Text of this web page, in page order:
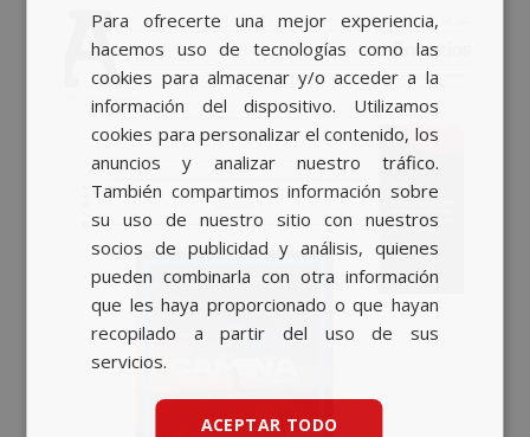
BASQUE
ENGLISH
Para ofrecerte una mejor experiencia,
hacemos uso de tecnologías como las
cookies para almacenar y/o acceder a la
información del dispositivo. Utilizamos
cookies para personalizar el contenido, los
anuncios y analizar nuestro tráfico.
También compartimos información sobre
su uso de nuestro sitio con nuestros
socios de publicidad y análisis, quienes
pueden combinarla con otra información
que les haya proporcionado o que hayan
recopilado a partir del uso de sus
servicios.
ACEPTAR TODO